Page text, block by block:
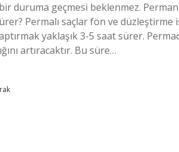
duruma geçmesi beklenmez.
Permalı saçlar fön ve
yaklaşık 3-5 saat sürer.
artıracaktır. Bu süre…